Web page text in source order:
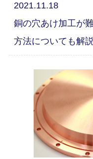
2021.11.18
銅の穴あけ加工が
方法についても解